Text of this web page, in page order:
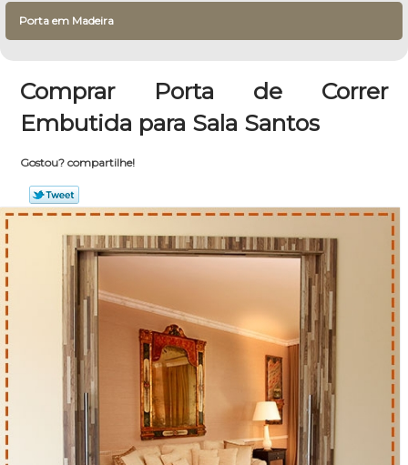
Porta em Madeira
Comprar Porta de Correr
Embutida para Sala Santos
Gostou? compartilhe!